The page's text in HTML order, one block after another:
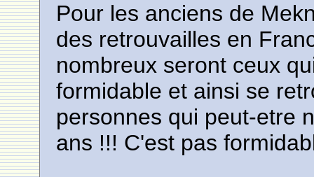
Pour les anciens de
des retrouvailles en
nombreux seront ceux
formidable et ainsi se
personnes qui peut-etre
ans !!! C'est pas